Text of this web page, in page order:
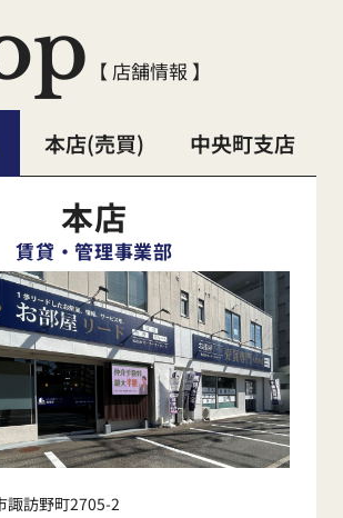
【 店舗情報 】
本店(売買) 中央町支店
本店
賃貸・管理事業部
諏訪野町2705-2